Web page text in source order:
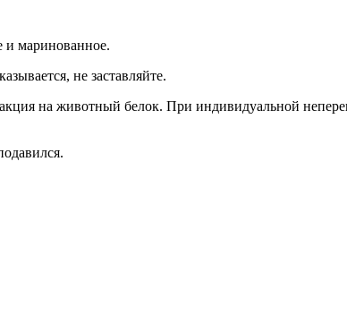
и маринованное.
не заставляйте.
на животный белок. При индивидуальной